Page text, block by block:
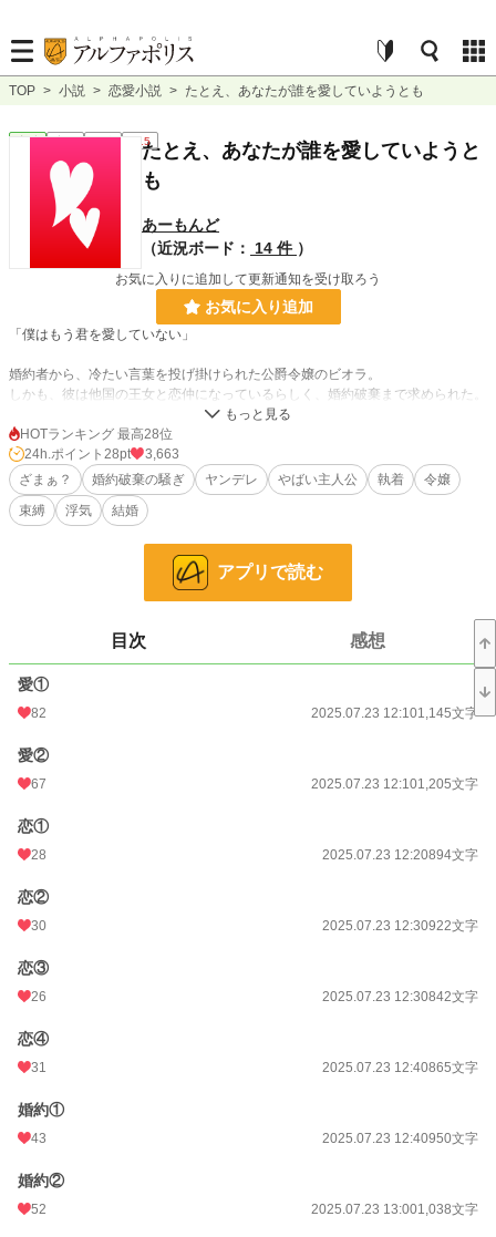
TOP > 小説 > 恋愛小説 > たとえ、あなたが誰を愛していようとも
恋愛 完結 長編 R15たとえ、あなたが誰を愛していようと
も
あーもんど
（近況ボード：
14 件 ）
お気に入りに追加して更新通知を受け取ろう
お気に入り追加
「僕はもう君を愛していない」
婚約者から、冷たい言葉を投げ掛けられた公爵令嬢のビオラ。
しかも、彼は他国の王女と恋仲になっているらしく、婚約破棄まで求められた。
貴族令嬢として、これ以上悲惨なことはないだろう。
普通ならここで『貴方なんて、こっちから願い下げよ』となるところだが、ビオ
ラは違うようで？
「私は何があっても、貴方のことを手放さない。それだけは覚えておいて」
婚約破棄を完全に拒絶し、ビオラはいつものように微笑んだ。
こうなったら、もう誰にも止められない。後悔しても、遅い。
─────婚約者達はただ狩られるのを待つのみだ。
◆小説家になろう様にて、先行公開中◆
24h.ポイント
文字数
更新日時
初回公開日時
初回完結日時
週間ポイント
年間ポイント
HOTランキング 最高28位
24h.ポイント 28pt
3,663
ざまぁ？
婚約破棄の騒ぎ ヤンデレ やばい主人公 執着
令嬢
束縛
浮気 結婚
アプリで読む
目次 感想
愛①
82 2025.07.23 12:101,145文字
愛②
67 2025.07.23 12:101,205文字
恋①
28 2025.07.23 12:20894文字
恋②
30 2025.07.23 12:30922文字
恋③
26 2025.07.23 12:30842文字
恋④
31 2025.07.23 12:40865文字
婚約①
43 2025.07.23 12:40950文字
婚約②
52 2025.07.23 13:001,038文字